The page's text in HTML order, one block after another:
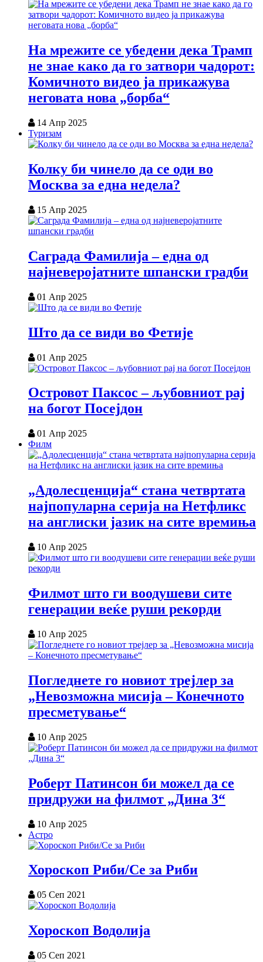
На мрежите се убедени дека Трамп
не знае како да го затвори чадорот:
Комичното видео ја прикажува
неговата нова „борба“
14 Апр 2025
Туризам
Колку би чинело да се оди во
Москва за една недела?
15 Апр 2025
Саграда Фамилија – една од
најневеројатните шпански градби
01 Апр 2025
Што да се види во Фетије
01 Апр 2025
Островот Паксос – љубовниот рај
на богот Посејдон
01 Апр 2025
Филм
„Адолесценција“ стана четвртата
најпопуларна серија на Нетфликс
на англиски јазик на сите времиња
10 Апр 2025
Филмот што ги воодушеви сите
генерации веќе руши рекорди
10 Апр 2025
Погледнете го новиот трејлер за
„Невозможна мисија – Конечното
пресметување“
10 Апр 2025
Роберт Патинсон би можел да се
придружи на филмот „Дина 3“
10 Апр 2025
Астро
Хороскоп Риби/Се за Риби
05 Сеп 2021
Хороскоп Водолија
05 Сеп 2021